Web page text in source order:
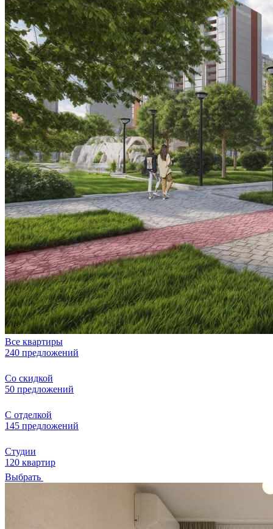
Все квартиры
240 предложений
Со скидкой
50 предложений
С отделкой
145 предложений
Студии
120 квартир
Выбрать